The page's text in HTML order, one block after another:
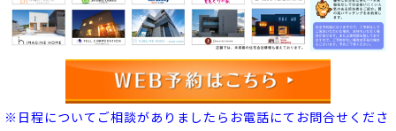
※日程についてご相談がありましたらお電話にてお問合せくださ